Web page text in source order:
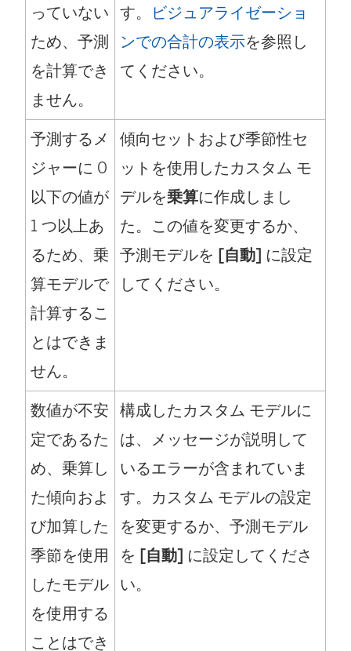
っていない
ため、予測
を計算でき
ません。
す。
ビジュアライゼーショ
ンでの合計の表示を参照し
てください。
予測するメ
ジャーに 0
以下の値が
1 つ以上あ
るため、乗
算モデルで
計算するこ
とはできま
せん。
傾向セットおよび季節性セ
ットを使用したカスタム モ
デルを乗算に作成しまし
た。この値を変更するか、
予測モデルを [自動] に設定
してください。
数値が不安
定であるた
め、乗算し
た傾向およ
び加算した
季節を使用
したモデル
を使用する
ことはでき
構成したカスタム モデルに
は、メッセージが説明して
いるエラーが含まれていま
す。カスタム モデルの設定
を変更するか、予測モデル
を [自動] に設定してくださ
い。